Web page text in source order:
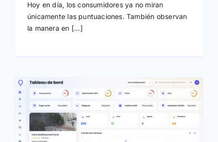
Hoy en día, los consumidores ya no miran
únicamente las puntuaciones. También observan
la manera en [...]